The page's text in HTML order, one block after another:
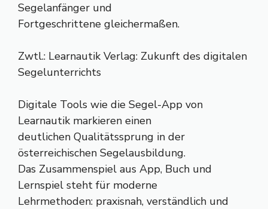
Segelanfänger und
Fortgeschrittene gleichermaßen.
Zwtl.: Learnautik Verlag: Zukunft des digitalen
Segelunterrichts
Digitale Tools wie die Segel-App von
Learnautik markieren einen
deutlichen Qualitätssprung in der
österreichischen Segelausbildung.
Das Zusammenspiel aus App, Buch und
Lernspiel steht für moderne
Lehrmethoden: praxisnah, verständlich und